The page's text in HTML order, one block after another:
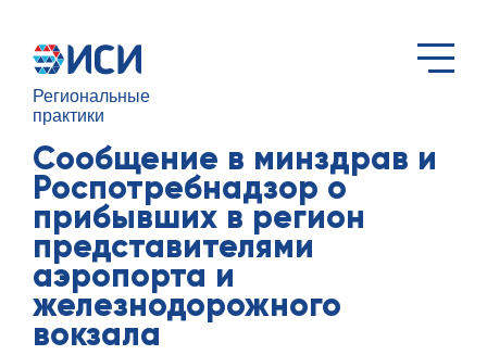
Региональные
практики
Сообщение в минздрав и
Роспотребнадзор о
прибывших в регион
представителями
аэропорта и
железнодорожного
вокзала